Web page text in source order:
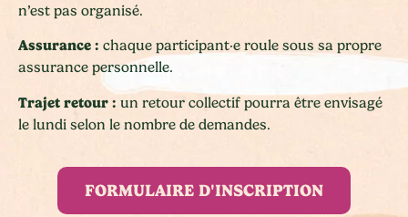
n’est pas organisé.
Assurance : chaque participant·e roule sous sa propre
assurance personnelle.
Trajet retour : un retour collectif pourra être envisagé
le lundi selon le nombre de demandes.
FORMULAIRE D'INSCRIPTION